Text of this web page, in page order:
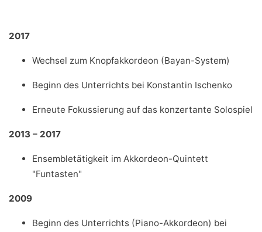
2017
Wechsel zum Knopfakkordeon (Bayan-System)
Beginn des Unterrichts bei Konstantin Ischenko
Erneute Fokussierung auf das konzertante Solospiel
2013 – 2017
Ensembletätigkeit im Akkordeon-Quintett
"Funtasten"
2009
Beginn des Unterrichts (Piano-Akkordeon) bei